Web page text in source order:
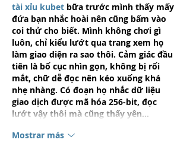
tài xỉu kubet bữa trước mình thấy mấy
đứa bạn nhắc hoài nên cũng bấm vào
coi thử cho biết. Mình không chơi gì
luôn, chỉ kiểu lướt qua trang xem họ
làm giao diện ra sao thôi. Cảm giác đầu
tiên là bố cục nhìn gọn, không bị rối
mắt, chữ dễ đọc nên kéo xuống khá
nhẹ nhàng. Có đoạn họ nhắc dữ liệu
giao dịch được mã hóa 256-bit, đọc
lướt vậy thôi mà cũng thấy yên…
Mostrar más